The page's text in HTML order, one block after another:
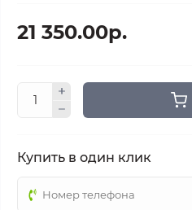
21 350.00р.
Купить в один клик